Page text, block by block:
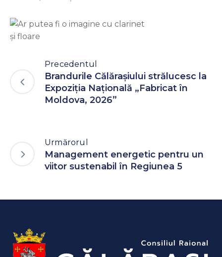
Precedentul
Brandurile Călărașiului strălucesc la
Expoziția Națională „Fabricat în
Moldova, 2026”
Urmărorul
Management energetic pentru un
viitor sustenabil în Regiunea 5